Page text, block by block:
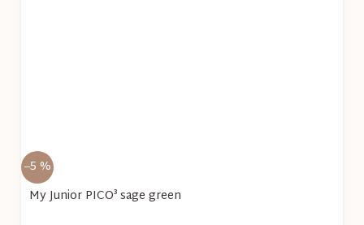
–5 %
My Junior PICO³ sage green